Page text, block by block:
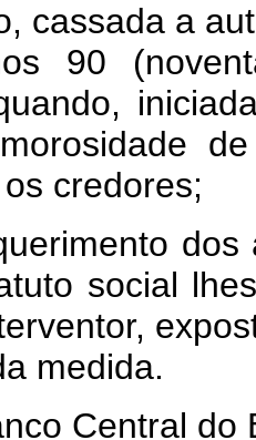
a
90
credores;
dos
social
medida.
Central do